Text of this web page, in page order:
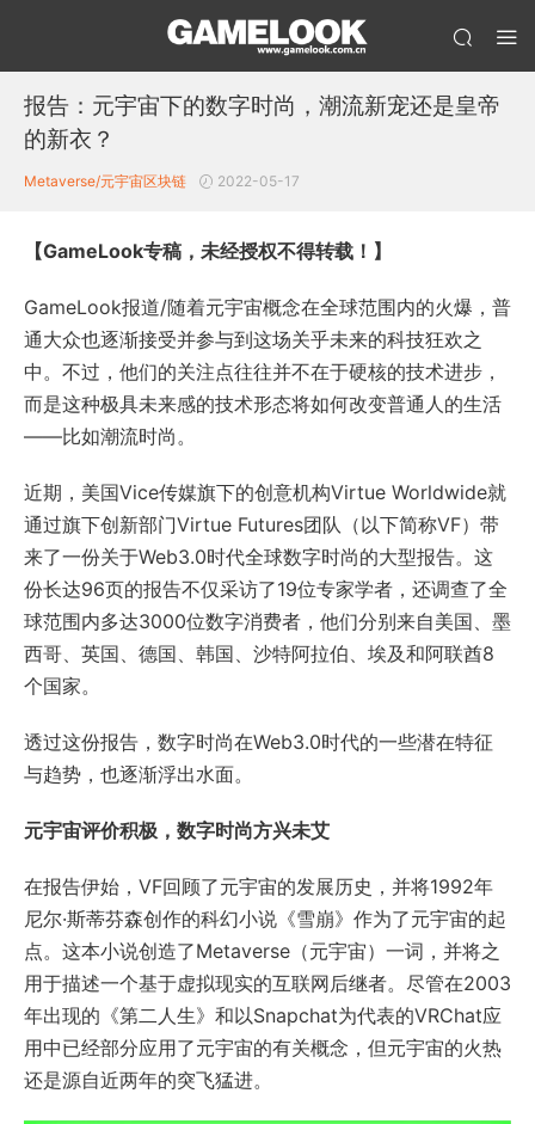
报告：元宇宙下的数字时尚，潮流新宠还是皇帝
的新衣？
Metaverse/元宇宙区块链 2022-05-17
【GameLook专稿，未经授权不得转载！】
GameLook报道/随着元宇宙概念在全球范围内的火爆，普
通大众也逐渐接受并参与到这场关乎未来的科技狂欢之
中。不过，他们的关注点往往并不在于硬核的技术进步，
而是这种极具未来感的技术形态将如何改变普通人的生活
——比如潮流时尚。
近期，美国Vice传媒旗下的创意机构Virtue Worldwide就
通过旗下创新部门Virtue Futures团队（以下简称VF）带
来了一份关于Web3.0时代全球数字时尚的大型报告。这
份长达96页的报告不仅采访了19位专家学者，还调查了全
球范围内多达3000位数字消费者，他们分别来自美国、墨
西哥、英国、德国、韩国、沙特阿拉伯、埃及和阿联酋8
个国家。
透过这份报告，数字时尚在Web3.0时代的一些潜在特征
与趋势，也逐渐浮出水面。
元宇宙评价积极，数字时尚方兴未艾
在报告伊始，VF回顾了元宇宙的发展历史，并将1992年
尼尔·斯蒂芬森创作的科幻小说《雪崩》作为了元宇宙的起
点。这本小说创造了Metaverse（元宇宙）一词，并将之
用于描述一个基于虚拟现实的互联网后继者。尽管在2003
年出现的《第二人生》和以Snapchat为代表的VRChat应
用中已经部分应用了元宇宙的有关概念，但元宇宙的火热
还是源自近两年的突飞猛进。